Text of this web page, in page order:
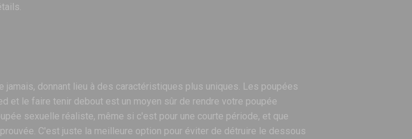
donnant lieu à des caractéristiques plus uniques. Les poupées
et le faire tenir debout est un moyen sûr de rendre votre poupée
sexuelle réaliste, même si c'est pour une courte période, et que
C'est juste la meilleure option pour éviter de détruire le dessous